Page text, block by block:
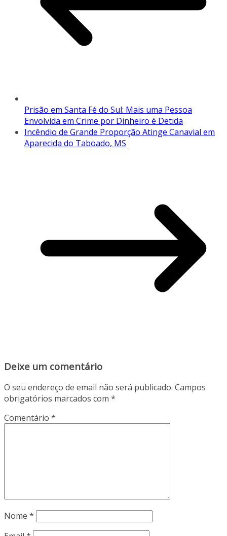
Prisão em Santa Fé do Sul: Mais uma Pessoa
Envolvida em Crime por Dinheiro é Detida
Incêndio de Grande Proporção Atinge Canavial em
Aparecida do Taboado, MS
Deixe um comentário
O seu endereço de email não será publicado. Campos
obrigatórios marcados com *
Comentário *
Nome *